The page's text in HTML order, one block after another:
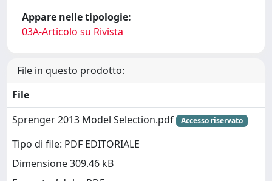
Appare nelle tipologie:
03A-Articolo su Rivista
File in questo prodotto:
File
Sprenger 2013 Model Selection.pdf
Accesso riservato
Tipo di file: PDF EDITORIALE
Dimensione 309.46 kB